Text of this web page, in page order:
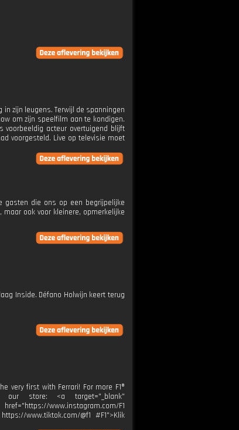
in zijn leugens. Terwijl de spanningen
om zijn speelfilm aan te kondigen.
acteur overtuigend blijft
voorgesteld. Live op televisie moet
gasten die ons op een begrijpelijke
ook voor kleinere, opmerkelijke
Inside. Défano Holwijn keert terug
very first with Ferrari! For more F1®
our store: <a target="_blank"
www.instagram.com/F1
www.tiktok.com/@f1 #F1">Klik